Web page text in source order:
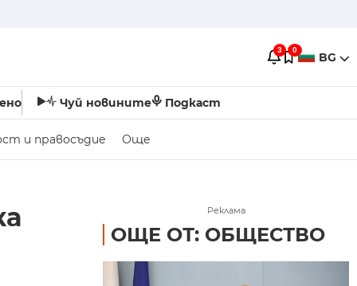
3 0 BG
Чуй новините Подкаст
и правосъдие Още
Реклама
ОЩЕ ОТ: ОБЩЕСТВО